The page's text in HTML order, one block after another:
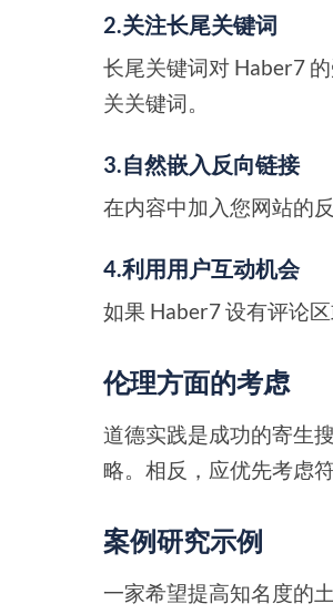
2.关注长尾关键词
长尾关键词对 Haber7
关关键词。
3.自然嵌入反向链接
在内容中加入您网站的
4.利用用户互动机会
如果 Haber7 设有评论
伦理方面的考虑
道德实践是成功的寄生
略。相反，应优先考虑
案例研究示例
一家希望提高知名度的